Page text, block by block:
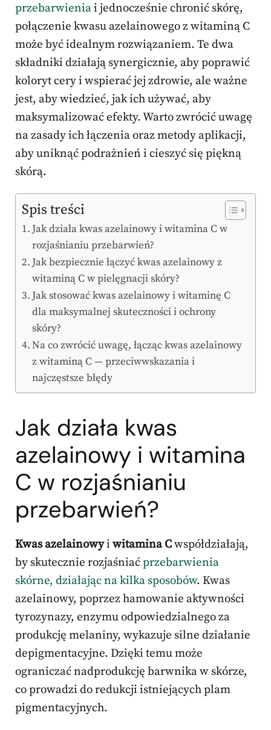
przebarwieniai jednocześnie chronić skórę,
połączenie kwasu azelainowego z witaminą C
może być idealnym rozwiązaniem. Te dwa
składniki działają synergicznie, aby poprawić
koloryt cery i wspierać jej zdrowie, ale ważne
jest, aby wiedzieć, jak ich używać, aby
maksymalizować efekty. Warto zwrócić uwagę
na zasady ich łączenia oraz metody aplikacji,
aby uniknąć podrażnień i cieszyć się piękną
skórą.
Spis treści
Jak działa kwas azelainowy i witamina C w
rozjaśnianiu przebarwień?
Jak bezpiecznie łączyć kwas azelainowy z
witaminą C w pielęgnacji skóry?
Jak stosować kwas azelainowy i witaminę C
dla maksymalnej skuteczności i ochrony
skóry?
Na co zwrócić uwagę, łącząc kwas azelainowy
z witaminą C — przeciwwskazania i
najczęstsze błędy
Jak działa kwas
azelainowy i witamina
C w rozjaśnianiu
przebarwień?
Kwas azelainowyi witamina Cwspółdziałają,
by skutecznie rozjaśniaćprzebarwienia
skórne, działając na kilka sposobów. Kwas
azelainowy, poprzez hamowanie aktywności
tyrozynazy, enzymu odpowiedzialnego za
produkcję melaniny, wykazuje silne działanie
depigmentacyjne. Dzięki temu może
ograniczać nadprodukcję barwnika w skórze,
co prowadzi do redukcji istniejących plam
pigmentacyjnych.